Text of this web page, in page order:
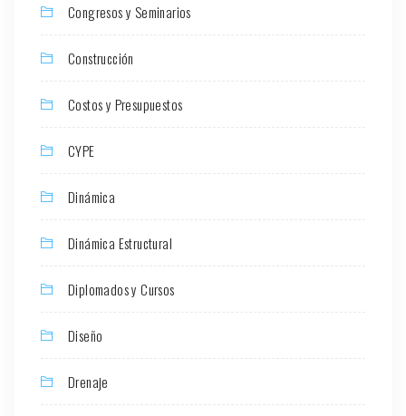
Congresos y Seminarios
Construcción
Costos y Presupuestos
CYPE
Dinámica
Dinámica Estructural
Diplomados y Cursos
Diseño
Drenaje